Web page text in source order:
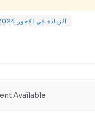
الزيادة في الاجور 2024
Available